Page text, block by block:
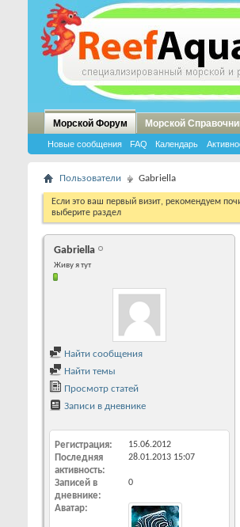
Морской Форум
Новые сообщения FAQ Календарь
Морской
Пользователи Gabriella
Если это ваш первый визит, рекомендуем
выберите раздел
Gabriella
Живу я тут
Найти сообщения
Найти темы
Просмотр статей
Записи в дневнике
Регистрация 15.06.2012
Последняя
активность
28.01.2013 15:07
Записей в
дневнике
0
Аватар